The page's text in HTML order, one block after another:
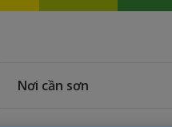
Nơi cần sơn